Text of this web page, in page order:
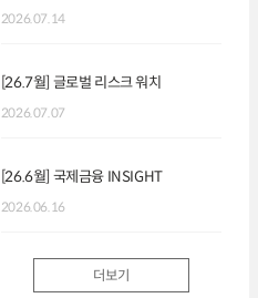
2026.07.14
[26.7월] 글로벌 리스크 워치
2026.07.07
[26.6월] 국제금융 INSIGHT
2026.06.16
더보기